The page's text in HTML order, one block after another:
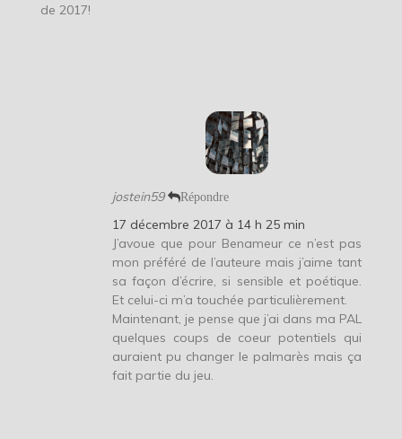
de 2017!
jostein59 Répondre
17 décembre 2017 à 14 h 25 min
J’avoue que pour Benameur ce n’est pas
mon préféré de l’auteure mais j’aime tant
sa façon d’écrire, si sensible et poétique.
Et celui-ci m’a touchée particulièrement.
Maintenant, je pense que j’ai dans ma PAL
quelques coups de coeur potentiels qui
auraient pu changer le palmarès mais ça
fait partie du jeu.